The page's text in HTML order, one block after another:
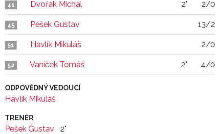
41 Dvořák Michal 2" 2/0
45 Pešek Gustav 13/2
51 Havlík Mikuláš 2/0
52 Vaníček Tomáš 2" 4/0
ODPOVĚDNÝ VEDOUCÍ
Havlík Mikuláš
TRENÉR
Pešek Gustav 2"